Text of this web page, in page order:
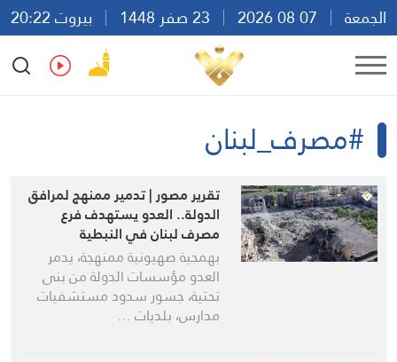
الجمعة
بيروت 20:22
Ar
En Fr Es
#مصرف_لبنان
تقرير مصور | تدمير ممنهج لمرافق
الدولة.. العدو يستهدف فرع
مصرف لبنان في النبطية
بهمجية صهيونية ممنهجة، يدمر
العدو مؤسسات الدولة من بنى
تحتية، جسور سدود مستشفيات
مدارس، بلديات …